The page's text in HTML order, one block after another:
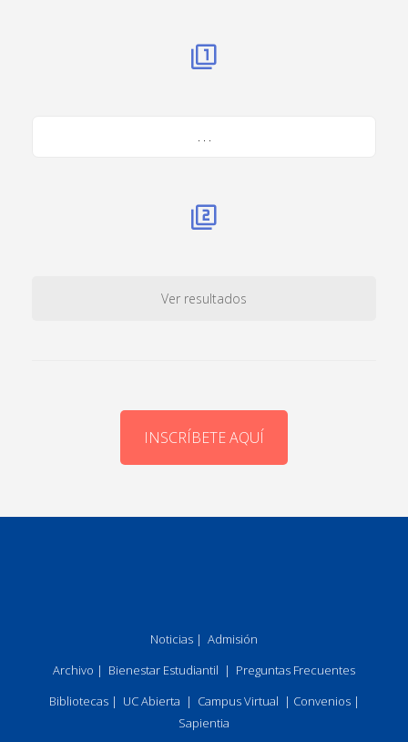
. . .
Ver resultados
INSCRÍBETE AQUÍ
Noticias | Admisión
Archivo | Bienestar Estudiantil | Preguntas Frecuentes
Bibliotecas| UC Abierta | Campus Virtual | Convenios|
Sapientia